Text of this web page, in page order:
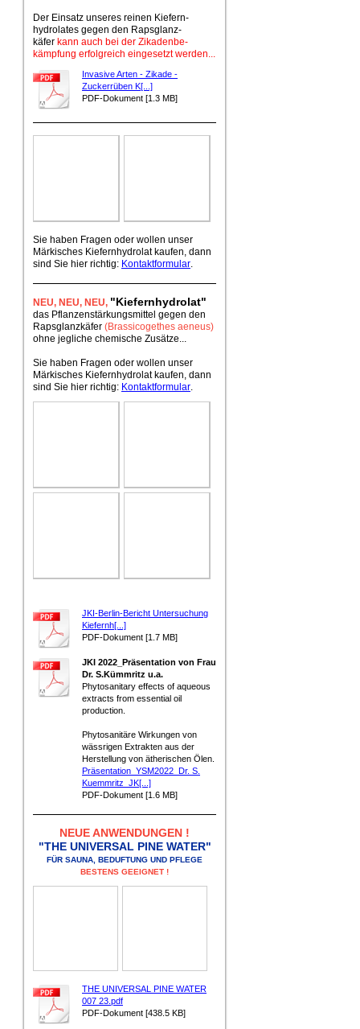
Der Einsatz unseres reinen Kiefern-
hydrolates gegen den Rapsglanz-
käfer kann auch bei der Zikadenbe-
kämpfung erfolgreich eingesetzt werden...
Invasive Arten - Zikade -
Zuckerrüben K[...]
PDF-Dokument [1.3 MB]
Sie haben Fragen oder wollen unser
Märkisches Kiefernhydrolat kaufen, dann
sind Sie hier richtig: Kontaktformular
NEU, NEU, NEU, "Kiefernhydrolat"
das Pflanzenstärkungsmittel gegen den
Rapsglanzkäfer (Brassicogethes aeneus)
ohne jegliche chemische Zusätze...
Sie haben Fragen oder wollen unser
Märkisches Kiefernhydrolat kaufen, dann
sind Sie hier richtig: Kontaktformular
JKI-Berlin-Bericht Untersuchung
Kiefernh[...]
PDF-Dokument [1.7 MB]
JKI 2022_Präsentation von Frau
Dr. S.Kümmritz u.a.
Phytosanitary effects of aqueous
extracts from essential oil
production.
Phytosanitäre Wirkungen von
wässrigen Extrakten aus der
Herstellung von ätherischen Ölen.
Präsentation_YSM2022_Dr. S.
Kuemmritz_JK[...]
PDF-Dokument [1.6 MB]
NEUE ANWENDUNGEN !
"THE UNIVERSAL PINE WATER"
FÜR SAUNA, BEDUFTUNG UND PFLEGE
BESTENS GEEIGNET !
THE UNIVERSAL PINE WATER
007 23.pdf
PDF-Dokument [438.5 KB]